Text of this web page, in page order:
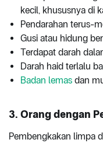
kecil, khususnya di
Pendarahan terus-
Gusi atau hidung
Terdapat darah
Darah haid terlalu
Badan lemas dan
3. Orang dengan
Pembengkakan limpa